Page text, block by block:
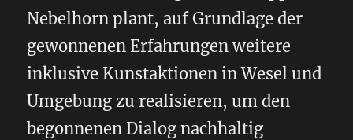
Nebelhorn plant, auf Grundlage der
gewonnenen Erfahrungen weitere
inklusive Kunstaktionen in Wesel und
Umgebung zu realisieren, um den
begonnenen Dialog nachhaltig